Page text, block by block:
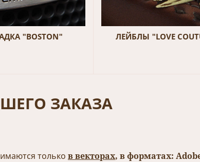
"BOSTON" ЛЕЙБЛЫ "LOVE
ЗАКАЗА
только в векторах, в форматах: